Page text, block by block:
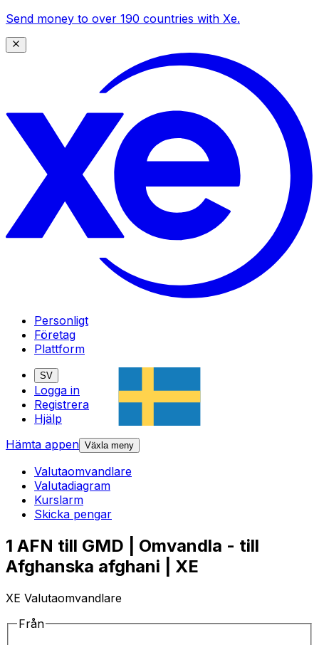
Send money to over 190 countries with Xe.
Personligt
Företag
Plattform
SV
Logga in
Registrera
Hjälp
Hämta appen Växla meny
Valutaomvandlare
Valutadiagram
Kurslarm
Skicka pengar
1 AFN till GMD | Omvandla - till
Afghanska afghani | XE
XE Valutaomvandlare
Från